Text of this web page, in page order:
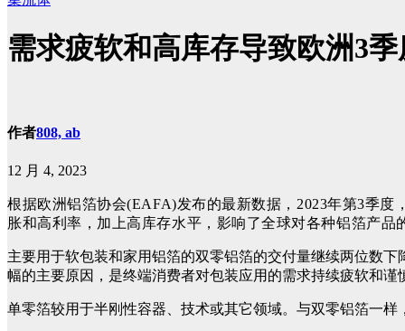
需求疲软和高库存导致欧洲3
作者808, ab
12 月 4, 2023
根据欧洲铝箔协会(EAFA)发布的最新数据，2023年第3季
胀和高利率，加上高库存水平，影响了全球对各种铝箔产
主要用于软包装和家用铝箔的双零铝箔的交付量继续两位数下
幅的主要原因，是终端消费者对包装应用的需求持续疲软和
单零箔较用于半刚性容器、技术或其它领域。与双零铝箔一